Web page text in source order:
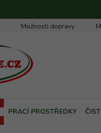
Možnosti dopravy
PRACÍ PROSTŘEDKY